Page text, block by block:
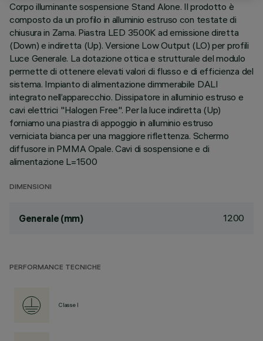
Corpo illuminante sospensione Stand Alone. Il prodotto è
composto da un profilo in alluminio estruso con testate di
chiusura in Zama. Piastra LED 3500K ad emissione diretta
(Down) e indiretta (Up). Versione Low Output (LO) per profili
Luce Generale. La dotazione ottica e strutturale del modulo
permette di ottenere elevati valori di flusso e di efficienza del
sistema. Impianto di alimentazione dimmerabile DALI
integrato nell’apparecchio. Dissipatore in alluminio estruso e
cavi elettrici "Halogen Free". Per la luce indiretta (Up)
forniamo una piastra di appoggio in alluminio estruso
verniciata bianca per una maggiore riflettenza. Schermo
diffusore in PMMA Opale. Cavi di sospensione e di
alimentazione L=1500
DIMENSIONI
Generale (mm) 1200
PERFORMANCE TECNICHE
Classe I